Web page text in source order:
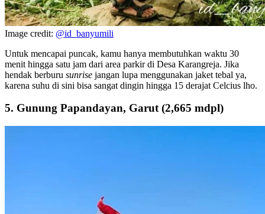
Image credit: @id_banyumili
Untuk mencapai puncak, kamu hanya membutuhkan waktu 30
menit hingga satu jam dari area parkir di Desa Karangreja. Jika
hendak berburu sunrise jangan lupa menggunakan jaket tebal ya,
karena suhu di sini bisa sangat dingin hingga 15 derajat Celcius lho.
5. Gunung Papandayan, Garut (2,665 mdpl)